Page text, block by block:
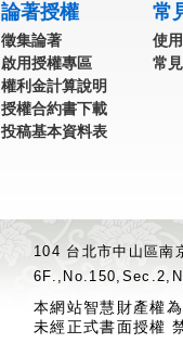
論著授權
徵集論著
啟用授權專區
權利金計算說明
授權合約書下載
投稿基本資料表
常
使
常
104 台北市中山區
本網站智慧財產權
未經正式書面授權